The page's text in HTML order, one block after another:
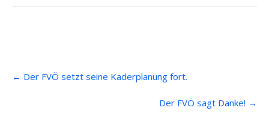
navigation
← Der FVÖ setzt seine Kaderplanung fort.
Der FVÖ sagt Danke! →